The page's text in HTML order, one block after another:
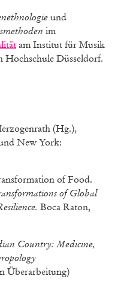
und
im
am Institut für Musik
Hochschule Düsseldorf.
(Hg.),
New York:
of Food.
of Global
Boca Raton,
Country: Medicine,
Überarbeitung)